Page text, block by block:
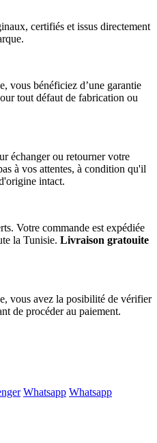
certifiés et issus directement
vous bénéficiez d’une garantie
tout défaut de fabrication ou
échanger ou retourner votre
à vos attentes, à condition qu'il
intact.
Votre commande est expédiée
la Tunisie. Livraison gratouite
vous avez la posibilité de vérifier
de procéder au paiement.
Whatsapp Whatsapp